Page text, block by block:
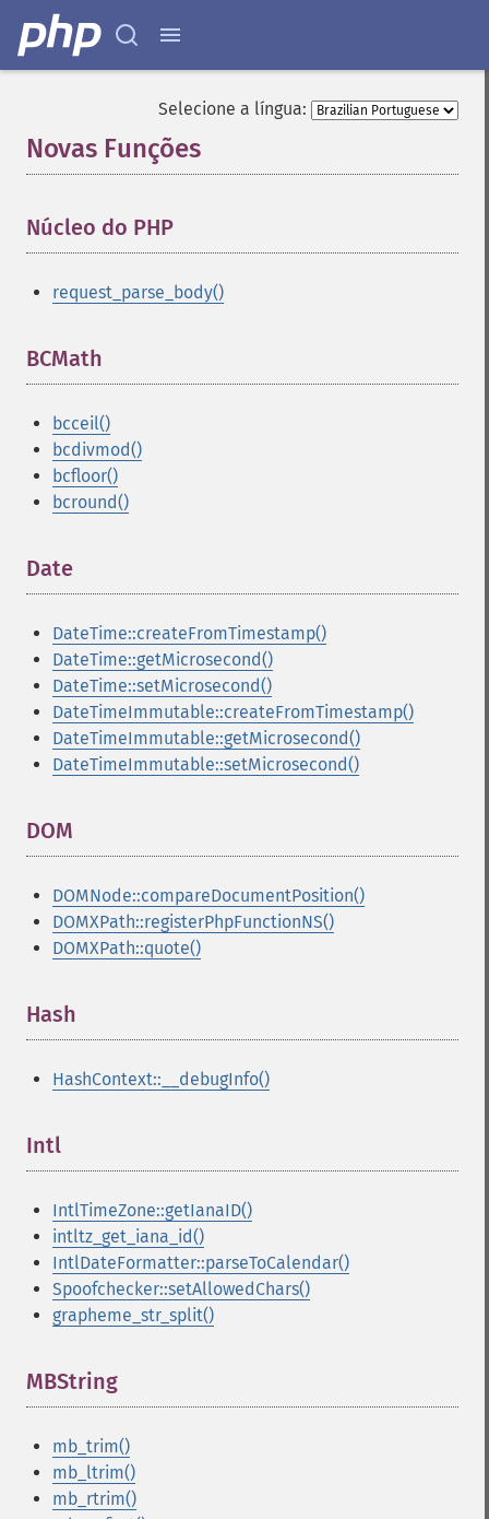
Selecione a língua:
Novas Funções
Núcleo do PHP
request_parse_body()
BCMath
bcceil()
bcdivmod()
bcfloor()
bcround()
Date
DateTime::createFromTimestamp()
DateTime::getMicrosecond()
DateTime::setMicrosecond()
DateTimeImmutable::createFromTimestamp()
DateTimeImmutable::getMicrosecond()
DateTimeImmutable::setMicrosecond()
DOM
DOMNode::compareDocumentPosition()
DOMXPath::registerPhpFunctionNS()
DOMXPath::quote()
Hash
HashContext::__debugInfo()
Intl
IntlTimeZone::getIanaID()
intltz_get_iana_id()
IntlDateFormatter::parseToCalendar()
Spoofchecker::setAllowedChars()
grapheme_str_split()
MBString
mb_trim()
mb_ltrim()
mb_rtrim()